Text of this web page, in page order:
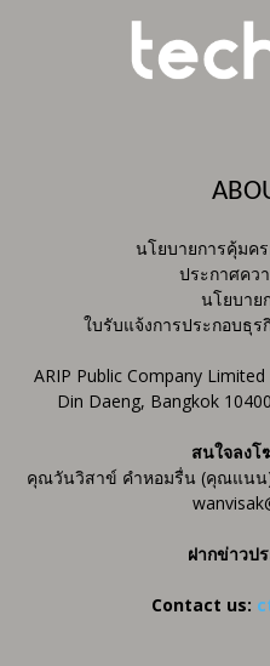
นโยบายการคุ้มค
ประกาศคว
นโยบาย
ใบรับแจ้งการประกอบธุ
ARIP Public Company
Din Daeng, Bangkok
สนใจลง
คุณวันวิสาข์ คำหอมรื่น (คุณแนน)
ฝากข่าวป
Contact us: